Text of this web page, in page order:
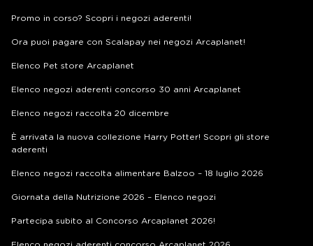
Promo in corso? Scopri i negozi aderenti!
Ora puoi pagare con Scalapay nei negozi Arcaplanet!
Elenco Pet store Arcaplanet
Elenco negozi aderenti concorso 30 anni Arcaplanet
Elenco negozi raccolta 20 dicembre
È arrivata la nuova collezione Harry Potter! Scopri gli store
aderenti
Elenco negozi raccolta alimentare Balzoo – 18 luglio 2026
Giornata della Nutrizione 2026 – Elenco negozi
Partecipa subito al Concorso Arcaplanet 2026!